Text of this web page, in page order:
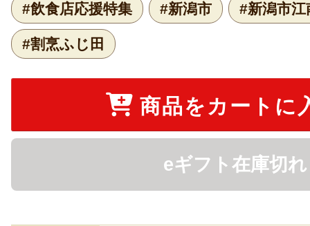
#飲食店応援特集 #新潟市 #新潟市江
#割烹ふじ田
商品をカートに
eギフト在庫切れ